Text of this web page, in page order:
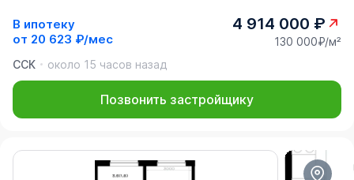
В ипотеку
от 20 623 ₽/мес
4 914 000 ₽
130 000₽/м²
ССК
около 15 часов назад
Позвонить застройщику